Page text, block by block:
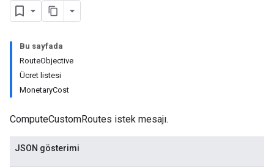
Bu sayfada
RouteObjective
Ücret listesi
MonetaryCost
ComputeCustomRoutes istek mesajı.
JSON gösterimi